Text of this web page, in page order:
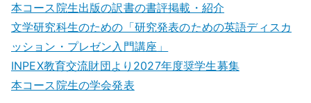
本コース院生出版の訳書の書評掲載・紹介
文学研究科生のための「研究発表のための英語ディスカ
ッション・プレゼン⼊⾨講座」
INPEX教育交流財団より2027年度奨学生募集
本コース院生の学会発表